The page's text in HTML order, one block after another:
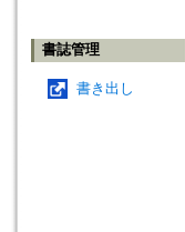
書誌管理
書き出し